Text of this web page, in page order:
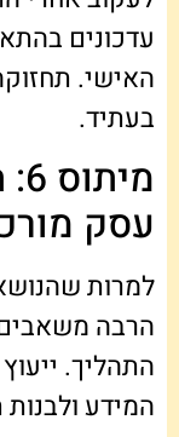
עדכונים
האישי.
בעתיד.
עסק
למרות
הרבה
התהליך.
המידע